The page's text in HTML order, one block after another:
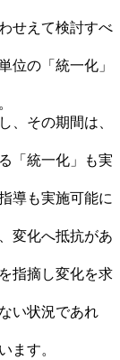
えて検討すべ
の「統一化」
その期間は、
統一化」も実
も実施可能に
化へ抵抗があ
摘し変化を求
状況であれ
す。